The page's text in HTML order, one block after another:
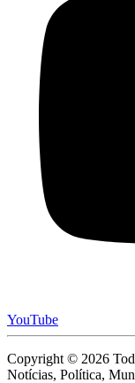
YouTube
Copyright © 2026
Notícias, Política,